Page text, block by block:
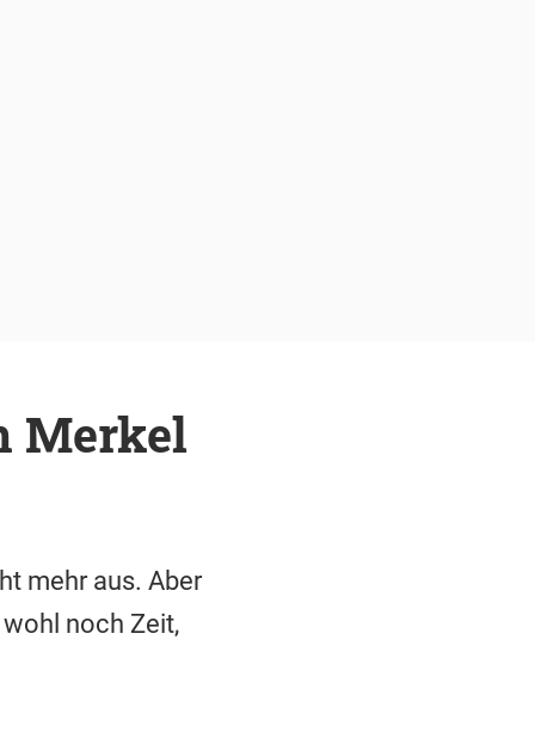
Merkel
mehr aus. Aber
noch Zeit,